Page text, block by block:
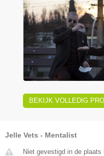
BEKIJK VOLLEDIG
Jelle Vets - Mentalist
Niet gevestigd in de